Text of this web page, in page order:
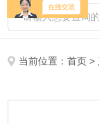
当前位置：首页 >